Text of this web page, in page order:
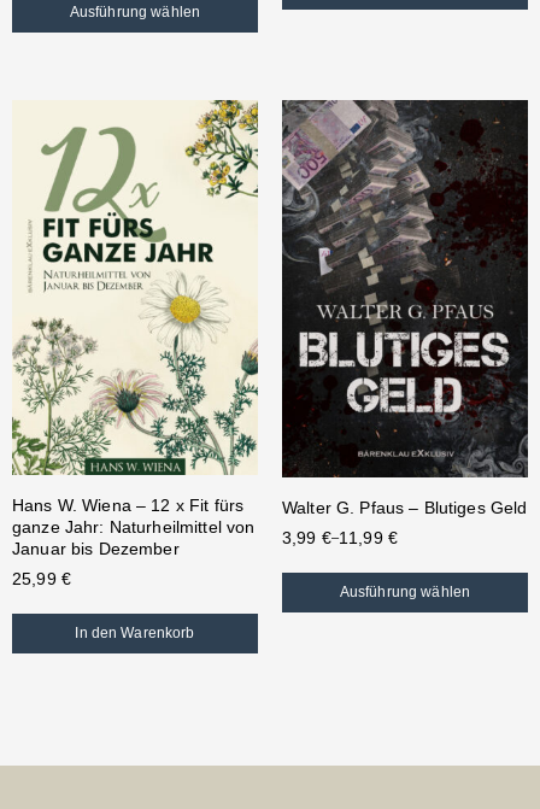
Ausführung wählen
Hans W. Wiena – 12 x Fit fürs
ganze Jahr: Naturheilmittel von
Januar bis Dezember
25,99 €
In den Warenkorb
Walter G. Pfaus – Blutiges Geld
3,99 €–11,99 €
Ausführung wählen